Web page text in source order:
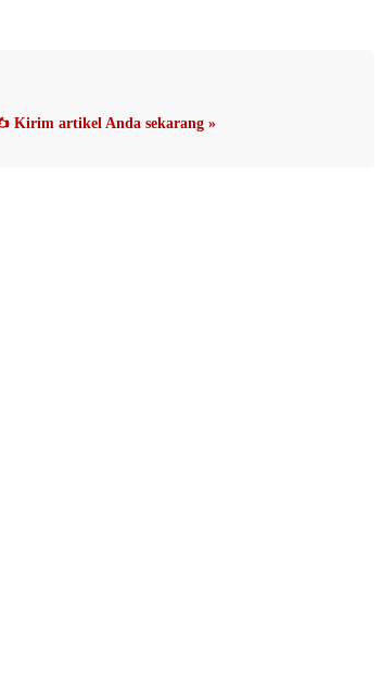
Kirim artikel Anda sekarang »